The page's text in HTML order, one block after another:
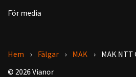
För media
Hem Fälgar MAK
MAK NTT
© 2026 Vianor